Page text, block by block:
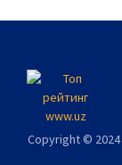
Copyright © 2024